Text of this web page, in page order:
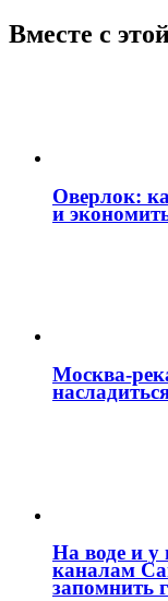
Вместе с
Оверлок:
и
На воде и у
каналам
запомнить